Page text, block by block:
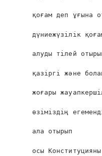
қоғам деп ұғына
дүниежүзiлiк
алуды тілей
қазіргі және
жоғары
өзіміздің
ала отырып
осы Конституцияны